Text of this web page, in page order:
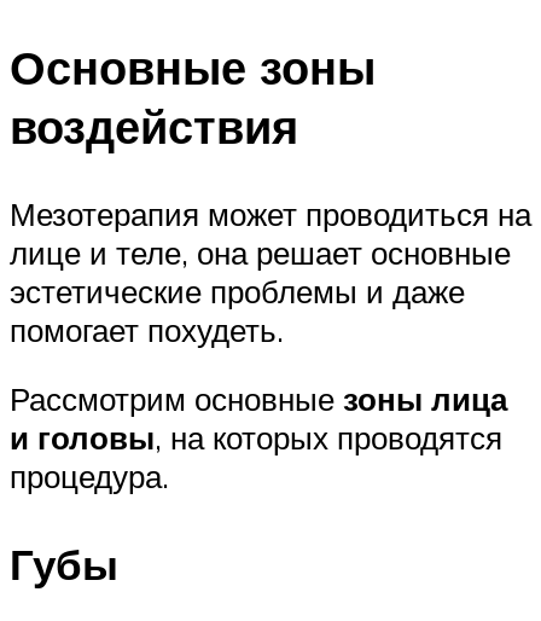
Основные зоны
воздействия
Мезотерапия может проводиться на
лице и теле, она решает основные
эстетические проблемы и даже
помогает похудеть.
Рассмотрим основные зоны лица
и головы, на которых проводятся
процедура.
Губы